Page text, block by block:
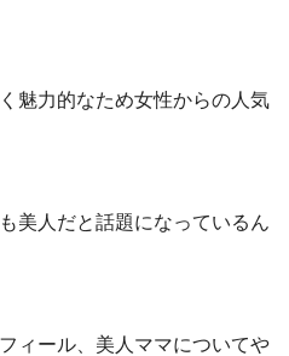
魅力的なため女性からの人気
美人だと話題になっているん
ィール、美人ママについてや